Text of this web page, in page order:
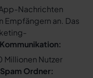
Nachrichten
Empfängern an. Das
Millionen Nutzer
Ordner: